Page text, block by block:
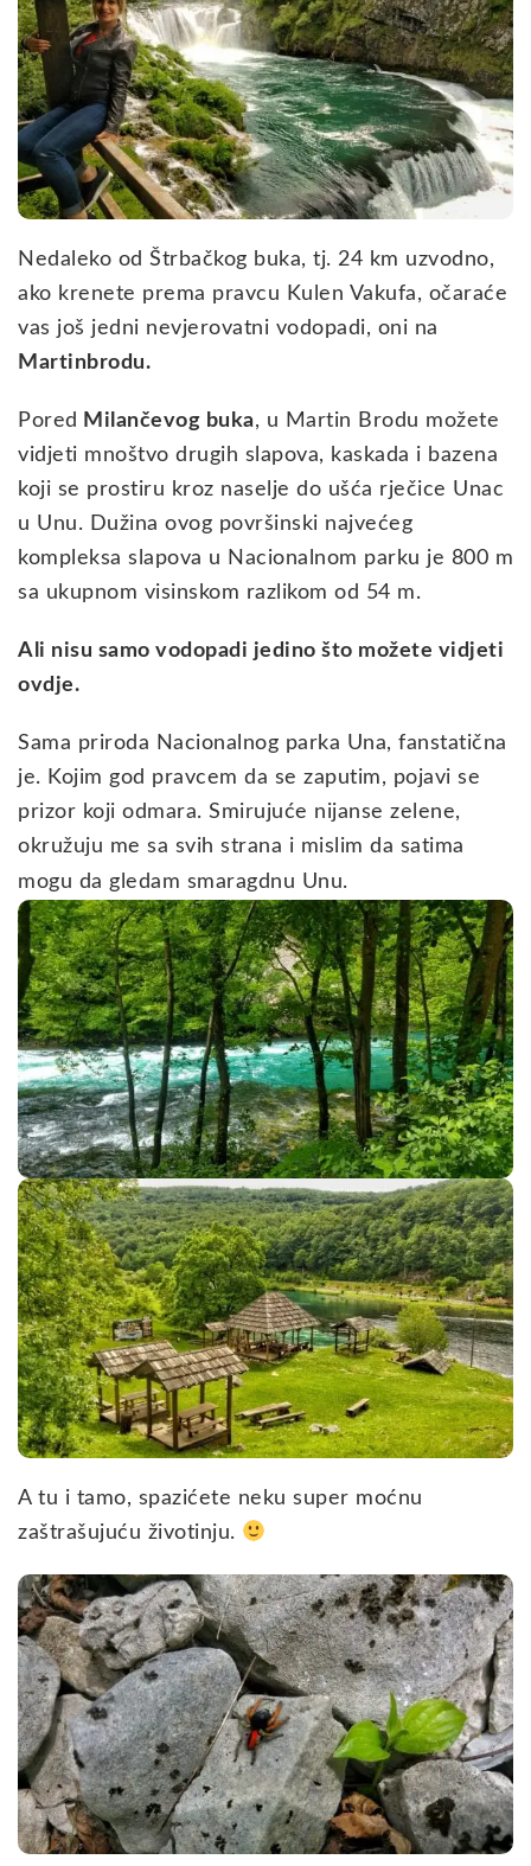
Nedaleko od Štrbačkog buka, tj. 24 km uzvodno,
ako krenete prema pravcu Kulen Vakufa, očaraće
vas još jedni nevjerovatni vodopadi, oni na
Martinbrodu.
Pored Milančevog buka, u Martin Brodu možete
vidjeti mnoštvo drugih slapova, kaskada i bazena
koji se prostiru kroz naselje do ušća rječice Unac
u Unu. Dužina ovog površinski najvećeg
kompleksa slapova u Nacionalnom parku je 800 m
sa ukupnom visinskom razlikom od 54 m.
Ali nisu samo vodopadi jedino što možete vidjeti
ovdje.
Sama priroda Nacionalnog parka Una, fanstatična
je. Kojim god pravcem da se zaputim, pojavi se
prizor koji odmara. Smirujuće nijanse zelene,
okružuju me sa svih strana i mislim da satima
mogu da gledam smaragdnu Unu.
A tu i tamo, spazićete neku super moćnu
zaštrašujuću životinju.